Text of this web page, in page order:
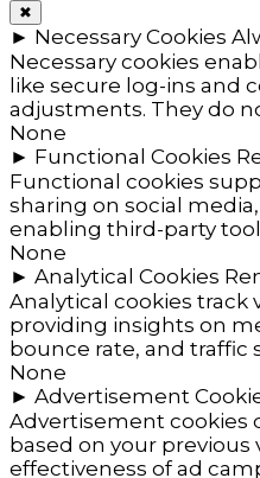
✖
► Necessary Cookies
Necessary cookies
like secure log-ins and
adjustments. They do
None
► Functional Cookies
Functional cookies
sharing on social
enabling third-party
None
► Analytical Cookies
Analytical cookies track
providing insights on
bounce rate, and traffic
None
► Advertisement
Advertisement cookies
based on your previous
effectiveness of ad